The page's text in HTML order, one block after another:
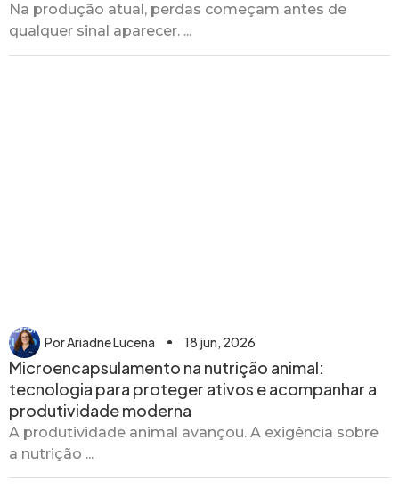
Na produção atual, perdas começam antes de
qualquer sinal aparecer. ...
PorAriadne Lucena 18 jun, 2026
Microencapsulamento na nutrição animal:
tecnologia para proteger ativos e acompanhar a
produtividade moderna
A produtividade animal avançou. A exigência sobre
a nutrição ...